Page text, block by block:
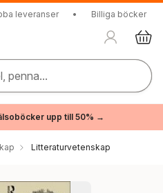
leveranser • Billiga böcker
penna...
upp till 50% →
Litteraturvetenskap